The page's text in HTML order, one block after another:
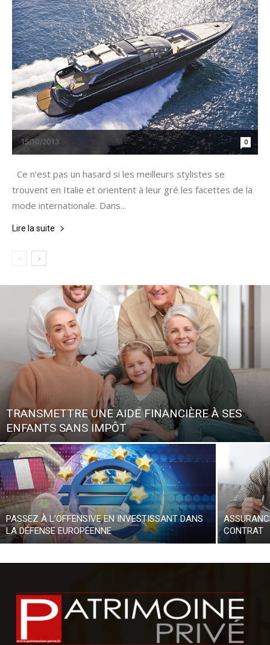
15/10/2013 0
Ce n’est pas un hasard si les meilleurs stylistes se
trouvent en Italie et orientent à leur gré les facettes de la
mode internationale. Dans...
Lire la suite
TRANSMETTRE UNE AIDE FINANCIÈRE À SES
ENFANTS SANS IMPÔT
PASSEZ À L’OFFENSIVE EN INVESTISSANT DANS
LA DÉFENSE EUROPÉENNE
CONTRAT